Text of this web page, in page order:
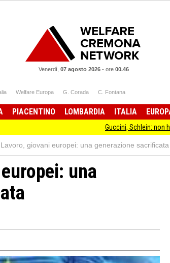
Venerdì, 07 agosto 2026 - ore 00.46
Welfare Europa G. Corada C. Fontana
PIACENTINO LOMBARDIA ITALIA
Guccini, Schlein: non ha mai
giovani europei: una generazione sacrificata
una